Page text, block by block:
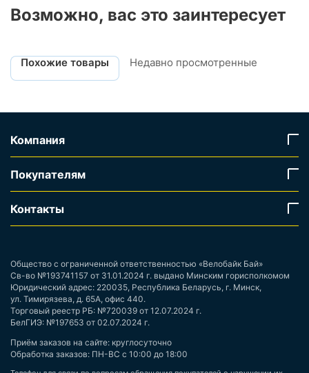
Возможно, вас это заинтересует
Похожие товары Недавно просмотренные
Компания
Покупателям
Контакты
Общество с ограниченной ответственностью «Велобайк Бай»
Св-во №193741157 от 31.01.2024 г. выдано Минским горисполкомом
Юридический адрес: 220035, Республика Беларусь, г. Минск,
ул. Тимирязева, д. 65А, офис 440.
Торговый реестр РБ: №720039 от 12.07.2024 г.
БелГИЭ: №197653 от 02.07.2024 г.
Приём заказов на сайте: круглосуточно
Обработка заказов: ПН-ВС с 10:00 до 18:00